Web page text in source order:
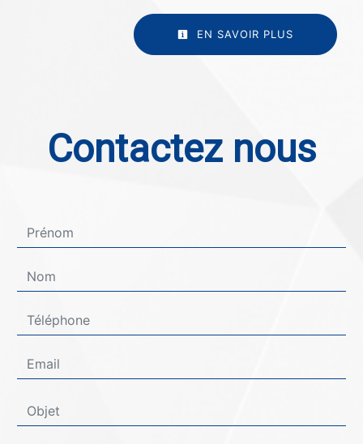
EN SAVOIR PLUS
Contactez nous